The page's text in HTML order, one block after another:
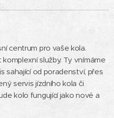
centrum pro vaše kola.
služby. Ty vnímáme
sahající od poradenství, přes
servis jízdního kola či
kolo fungující jako nové a